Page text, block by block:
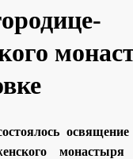
освящение